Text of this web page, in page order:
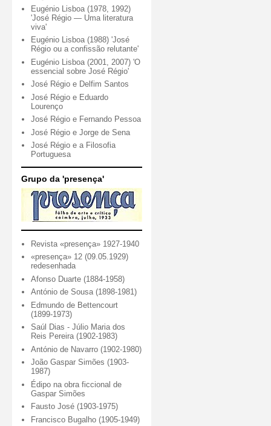
Eugénio Lisboa (1978, 1992)
'José Régio — Uma literatura
viva'
Eugénio Lisboa (1988) 'José
Régio ou a confissão relutante'
Eugénio Lisboa (2001, 2007) 'O
essencial sobre José Régio'
José Régio e Delfim Santos
José Régio e Eduardo
Lourenço
José Régio e Fernando Pessoa
José Régio e Jorge de Sena
José Régio e a Filosofia
Portuguesa
Grupo da 'presença'
Revista «presença» 1927-1940
«presença» 12 (09.05.1929)
redesenhada
Afonso Duarte (1884-1958)
António de Sousa (1898-1981)
Edmundo de Bettencourt
(1899-1973)
Saúl Dias - Júlio Maria dos
Reis Pereira (1902-1983)
António de Navarro (1902-1980)
João Gaspar Simões (1903-
1987)
Édipo na obra ficcional de
Gaspar Simões
Fausto José (1903-1975)
Francisco Bugalho (1905-1949)